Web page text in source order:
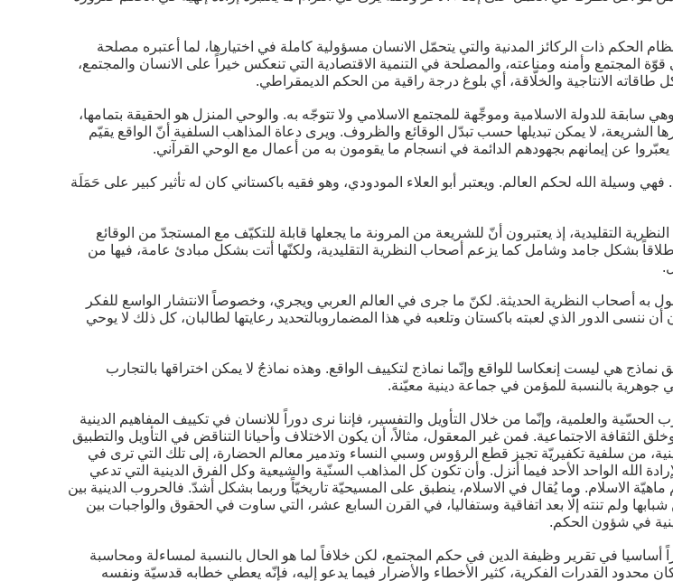
ذات الركائز المدنية والتي يتحمّل الانسان مسؤولية كاملة في اختيارها، لما أعتبره مصلحة
المجتمع وأمنه ومناعته، والمصلحة في التنمية الاقتصادية التي تنعكس خيراً على الانسان والمجتمع،
الانتاجية والخلّاقة، أي بلوغ درجة راقية من الحكم الديمقراطي.
سابقة للدولة الاسلامية وموجِّهة للمجتمع الاسلامي ولا تتوجّه به. والوحي المنزل هو الحقيقة بتمامها،
لا يمكن تبديلها حسب تبدّل الوقائع والظروف. ويرى دعاة المذاهب السلفية أنّ الواقع يقيّم
عن إيمانهم بجهودهم الدائمة في انسجام ما يقومون به من أعمال مع الوحي القرآني.
فهي وسيلة الله لحكم العالم. ويعتبر أبو العلاء المودودي، وهو فقيه باكستاني كان له تأثير كبير على حَمَلَة
التقليدية، إذ يعتبرون أنّ للشريعة من المرونة ما يجعلها قابلة للتكيّف مع المستجدّ من الوقائع
بشكل جامد وشامل كما يزعم أصحاب النظرية التقليدية، ولكنّها أتت بشكل مبادئ عامة، فيها من
به أصحاب النظرية الحديثة. لكنّ ما جرى في العالم العربي ويجري، وخصوصاً الانتشار الواسع للفكر
ننسى الدور الذي لعبته باكستان وتلعبه في هذا المضماروبالتحديد رعايتها لطالبان، كل ذلك لا يوحي
هي ليست إنعكاسا للواقع وإنّما نماذج لتكييف الواقع. وهذه نماذجُ لا يمكن اختراقها بالتجارب
جوهرية بالنسبة للمؤمن في جماعة دينية معيّنة.
والعلمية، وإنّما من خلال التأويل والتفسير، فإننا نرى دوراً للانسان في تكييف المفاهيم الدينية
الثقافة الاجتماعية. فمن غير المعقول، مثالاً، أن يكون الاختلاف وأحيانا التناقض في التأويل والتطبيق
من سلفية تكفيريّة تجيز قطع الرؤوس وسبي النساء وتدمير معالم الحضارة، إلى تلك التي ترى في
الله الواحد الأحد فيما أنزل. وأن تكون كل المذاهب السنّية والشيعية وكل الفرق الدينية التي تدعي
الاسلام. وما يُقال في الاسلام، ينطبق على المسيحيّة تاريخيّاً وربما بشكل أشدّ. فالحروب الدينية بين
ولم تنته إلّا بعد اتفاقية وستفاليا، في القرن السابع عشر، التي ساوت في الحقوق والواجبات بين
في شؤون الحكم.
في تقرير وظيفة الدين في حكم المجتمع، لكن خلافاً لما هو الحال بالنسبة لمساءلة ومحاسبة
القدرات الفكرية، كثير الأخطاء والأضرار فيما يدعو إليه، فإنّه يعطي خطابه قدسيّة ونفسه